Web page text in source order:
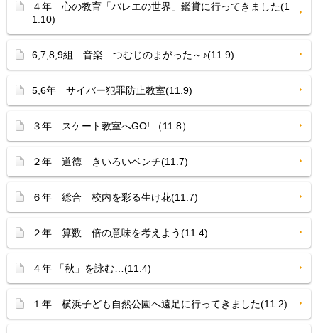
４年 心の教育「バレエの世界」鑑賞に行ってきました(1
1.10)
6,7,8,9組 音楽 つむじのまがった～♪(11.9)
5,6年 サイバー犯罪防止教室(11.9)
３年 スケート教室へGO! （11.8）
２年 道徳 きいろいベンチ(11.7)
６年 総合 校内を彩る生け花(11.7)
２年 算数 倍の意味を考えよう(11.4)
４年 「秋」を詠む…(11.4)
１年 横浜子ども自然公園へ遠足に行ってきました(11.2)